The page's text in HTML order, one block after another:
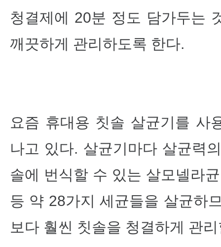
청결제에 20분 정도 담가두는
깨끗하게 관리하도록 한다.
요즘 휴대용 칫솔 살균기를 사
나고 있다. 살균기마다 살균력
솔에 번식할 수 있는 살모넬라
등 약 28가지 세균들을 살균하
보다 훨씬 칫솔을 청결하게 관